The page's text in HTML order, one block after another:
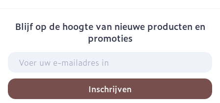
Blijf op de hoogte van nieuwe producten en
promoties
Inschrijven